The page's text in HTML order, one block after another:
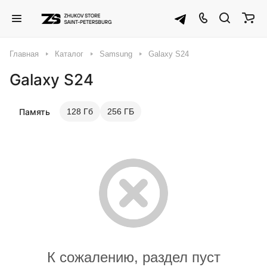
Главная Каталог Samsung Galaxy S24
Galaxy S24
Память 128 Гб 256 ГБ
К сожалению, раздел пуст